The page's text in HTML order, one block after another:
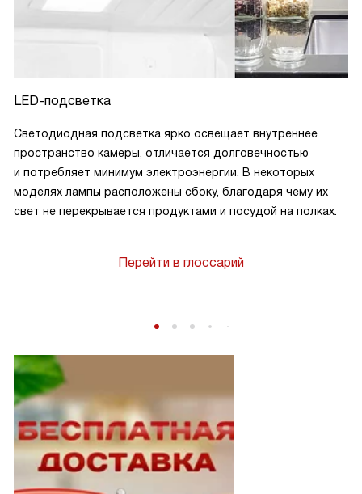
LED-подсветка
Светодиодная подсветка ярко освещает внутреннее
пространство камеры, отличается долговечностью
и потребляет минимум электроэнергии. В некоторых
моделях лампы расположены сбоку, благодаря чему их
свет не перекрывается продуктами и посудой на полках.
Перейти в глоссарий